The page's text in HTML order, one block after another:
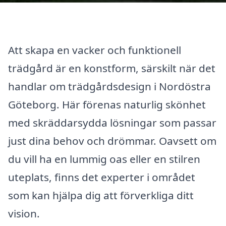
Att skapa en vacker och funktionell
trädgård är en konstform, särskilt när det
handlar om trädgårdsdesign i Nordöstra
Göteborg. Här förenas naturlig skönhet
med skräddarsydda lösningar som passar
just dina behov och drömmar. Oavsett om
du vill ha en lummig oas eller en stilren
uteplats, finns det experter i området
som kan hjälpa dig att förverkliga ditt
vision.